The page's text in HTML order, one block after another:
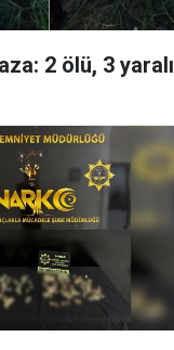
2 ölü, 3 yaralı